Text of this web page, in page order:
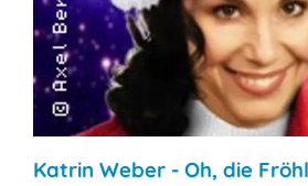
Katrin Weber - Oh, die